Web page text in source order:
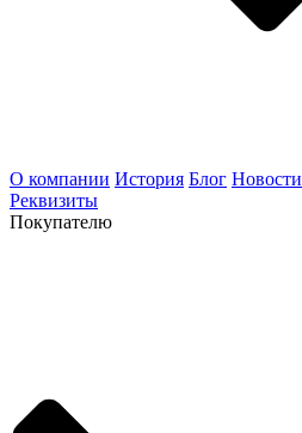
О компании История Блог Новости
Реквизиты
Покупателю